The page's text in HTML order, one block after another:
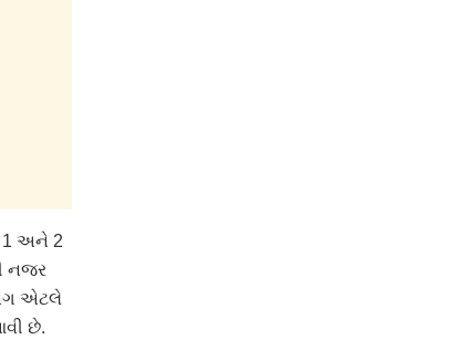
1 અને 2
નજર
એટલે
છે.